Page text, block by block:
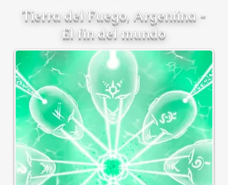
Tierra del Fuego, Argentina -
El fin del mundo